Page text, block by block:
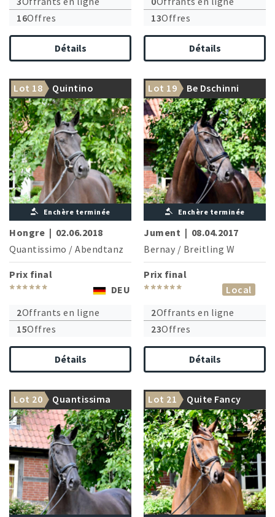
16Offres
Détails
13Offres
Détails
Lot 18 Quintino
Enchère terminée
Hongre | 02.06.2018
Quantissimo / Abendtanz
Prix final
******
DEU
2Offrants en ligne
15Offres
Détails
Lot 19 Be Dschinni
Enchère terminée
Jument | 08.04.2017
Bernay / Breitling W
Prix final
******
Local
2Offrants en ligne
23Offres
Détails
Lot 20 Quantissima Lot 21 Quite Fancy